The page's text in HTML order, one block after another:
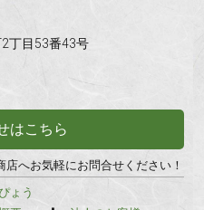
丁目53番43号
はこちら
へお気軽にお問合せください！
ょう